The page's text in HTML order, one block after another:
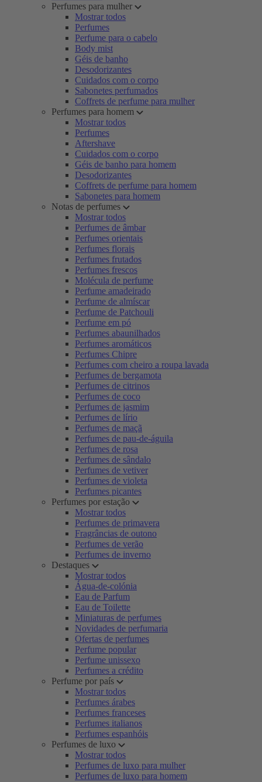
Perfumes para mulher
Mostrar todos
Perfumes
Perfume para o cabelo
Body mist
Géis de banho
Desodorizantes
Cuidados com o corpo
Sabonetes perfumados
Coffrets de perfume para mulher
Perfumes para homem
Mostrar todos
Perfumes
Aftershave
Cuidados com o corpo
Géis de banho para homem
Desodorizantes
Coffrets de perfume para homem
Sabonetes para homem
Notas de perfumes
Mostrar todos
Perfumes de âmbar
Perfumes orientais
Perfumes florais
Perfumes frutados
Perfumes frescos
Molécula de perfume
Perfume amadeirado
Perfume de almíscar
Perfume de Patchouli
Perfume em pó
Perfumes abaunilhados
Perfumes aromáticos
Perfumes Chipre
Perfumes com cheiro a roupa lavada
Perfumes de bergamota
Perfumes de citrinos
Perfumes de coco
Perfumes de jasmim
Perfumes de lírio
Perfumes de maçã
Perfumes de pau-de-águila
Perfumes de rosa
Perfumes de sândalo
Perfumes de vetiver
Perfumes de violeta
Perfumes picantes
Perfumes por estação
Mostrar todos
Perfumes de primavera
Fragrâncias de outono
Perfumes de verão
Perfumes de inverno
Destaques
Mostrar todos
Água-de-colónia
Eau de Parfum
Eau de Toilette
Miniaturas de perfumes
Novidades de perfumaria
Ofertas de perfumes
Perfume popular
Perfume unissexo
Perfumes a crédito
Perfume por país
Mostrar todos
Perfumes árabes
Perfumes franceses
Perfumes italianos
Perfumes espanhóis
Perfumes de luxo
Mostrar todos
Perfumes de luxo para mulher
Perfumes de luxo para homem